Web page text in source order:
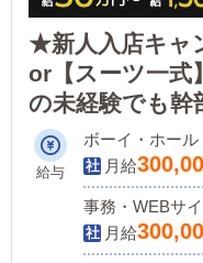
★新人入店キャ
or【スーツ一式
の未経験でも幹
大募集！＜正社
イバー：日給
完備！
給与
ボーイ・ホール
月給
事務・WEBサ
月給